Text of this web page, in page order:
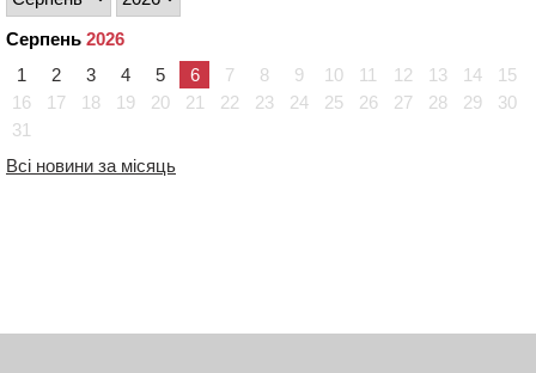
Серпень 2026
1
2 3 4 5 6 7 8 9 10 11 12 13 14
15
16
17 18 19 20 21 22 23 24 25 26 27 28 29
30
31
Всі новини за місяць